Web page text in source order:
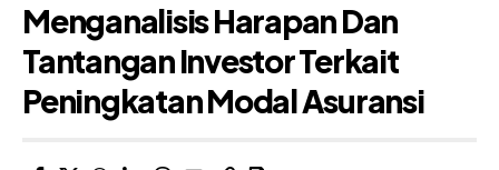
Menganalisis Harapan Dan
Tantangan Investor Terkait
Peningkatan Modal Asuransi